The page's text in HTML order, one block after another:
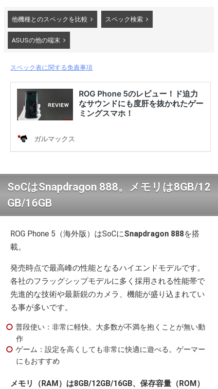
他機種とのスペックを比較 スペック検索
ASUSの他の端末
スペック表に関する免責事項
SoCはSnapdragon 888。メモリは8GB/12
GB/16GB
ROG Phone 5（海外版）はSoCにSnapdragon 888を搭
載。
発売時点で最高峰の性能となるハイエンドモデルです。
各社のフラッグシップモデルに多く採用される性能帯で
先進的な技術や最新鋭のカメラ、機能が盛り込まれてい
る事が多いです。
普段使い：非常に軽快。大多数が不満を抱くことが無い動
作
ゲーム：設定を高くしても非常に快適に遊べる。ゲーマー
にもおすすめ
メモリ（RAM）は8GB/12GB/16GB、保存容量（ROM）